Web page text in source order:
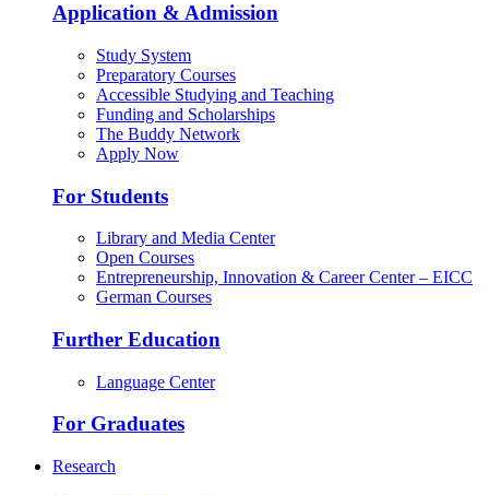
Application & Admission
Study System
Preparatory Courses
Accessible Studying and Teaching
Funding and Scholarships
The Buddy Network
Apply Now
For Students
Library and Media Center
Open Courses
Entrepreneurship, Innovation & Career Center – EICC
German Courses
Further Education
Language Center
For Graduates
Research